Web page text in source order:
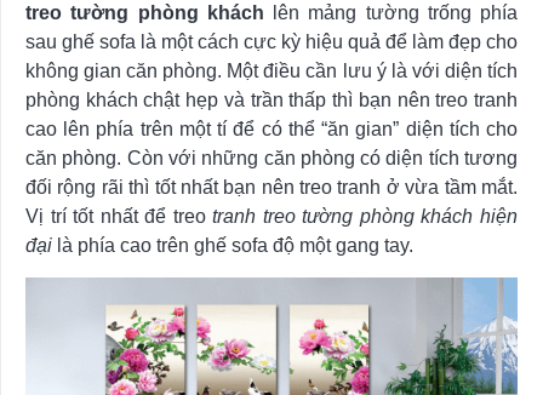
treo tường phòng khách lên mảng tường trống phía
sau ghế sofa là một cách cực kỳ hiệu quả để làm đẹp cho
không gian căn phòng. Một điều cần lưu ý là với diện tích
phòng khách chật hẹp và trần thấp thì bạn nên treo tranh
cao lên phía trên một tí để có thể “ăn gian” diện tích cho
căn phòng. Còn với những căn phòng có diện tích tương
đối rộng rãi thì tốt nhất bạn nên treo tranh ở vừa tầm mắt.
Vị trí tốt nhất để treotranh treo tường phòng khách hiện
đại là phía cao trên ghế sofa độ một gang tay.